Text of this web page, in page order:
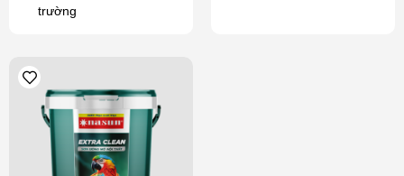
trường